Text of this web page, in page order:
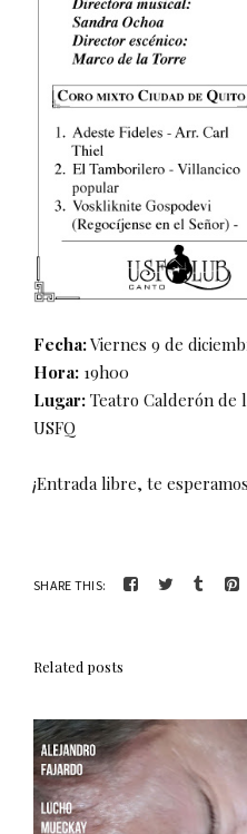
Fecha:Viernes 9 de
Hora: 19h00
Lugar: Teatro Calderón de
USFQ
¡Entrada libre, te
SHARE THIS:
Related posts